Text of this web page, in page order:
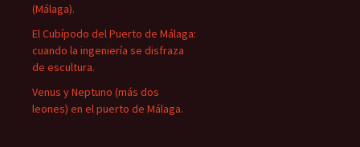
(Málaga).
El Cubípodo del Puerto de Málaga:
cuando la ingeniería se disfraza
de escultura.
Venus y Neptuno (más dos
leones) en el puerto de Málaga.